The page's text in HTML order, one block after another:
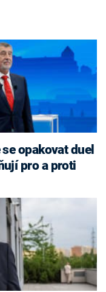
pro a proti